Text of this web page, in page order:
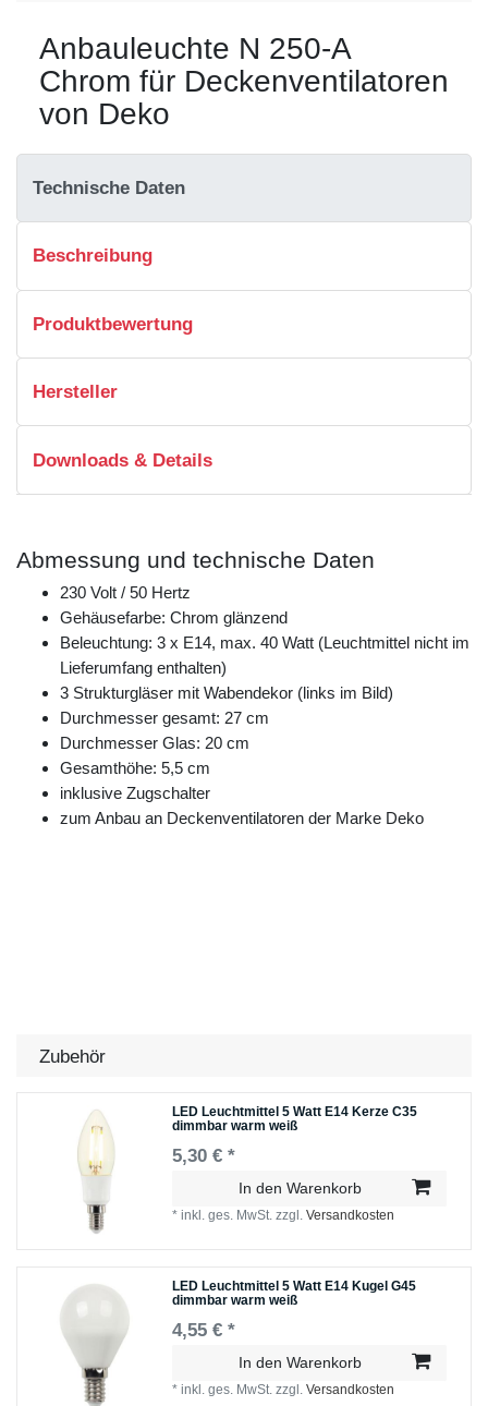
Anbauleuchte N 250-A
Chrom für Deckenventilatoren
von Deko
Technische Daten
Beschreibung
Produktbewertung
Hersteller
Downloads & Details
Abmessung und technische Daten
230 Volt / 50 Hertz
Gehäusefarbe: Chrom glänzend
Beleuchtung: 3 x E14, max. 40 Watt (Leuchtmittel nicht im
Lieferumfang enthalten)
3 Strukturgläser mit Wabendekor (links im Bild)
Durchmesser gesamt: 27 cm
Durchmesser Glas: 20 cm
Gesamthöhe: 5,5 cm
inklusive Zugschalter
zum Anbau an Deckenventilatoren der Marke Deko
Zubehör
LED Leuchtmittel 5 Watt E14 Kerze C35
dimmbar warm weiß
5,30 € *
In den Warenkorb
*inkl. ges. MwSt. zzgl.Versandkosten
LED Leuchtmittel 5 Watt E14 Kugel G45
dimmbar warm weiß
4,55 € *
In den Warenkorb
*inkl. ges. MwSt. zzgl.Versandkosten